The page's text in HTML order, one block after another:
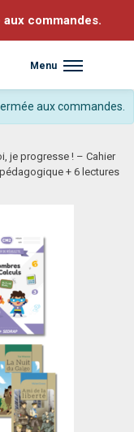
commandes.
Menu
aux commandes.
je progresse ! – Cahier
+ 6 lectures